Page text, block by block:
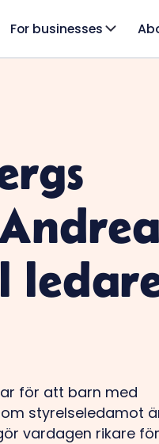
For businesses
för att barn med
styrelseledamot
vardagen rikare